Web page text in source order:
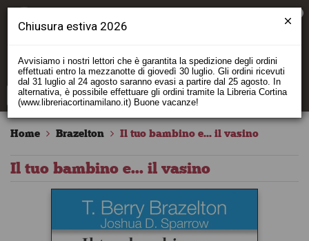
Home Brazelton Il tuo bambino e... il vasino
Il tuo bambino e... il vasino
Chiusura estiva 2026
Avvisiamo i nostri lettori che è garantita la spedizione degli ordini
effettuati entro la mezzanotte di giovedì 30 luglio. Gli ordini ricevuti
dal 31 luglio al 24 agosto saranno evasi a partire dal 25 agosto. In
alternativa, è possibile effettuare gli ordini tramite la Libreria Cortina
(www.libreriacortinamilano.it) Buone vacanze!